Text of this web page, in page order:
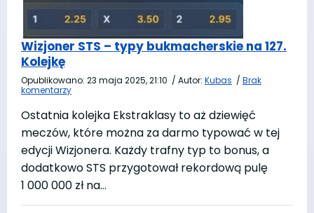
Wizjoner STS – typy bukmacherskie na 127.
Kolejkę
Opublikowano: 23 maja 2025, 21:10 / Autor: Kubas / Brak
komentarzy
Ostatnia kolejka Ekstraklasy to aż dziewięć
meczów, które można za darmo typować w tej
edycji Wizjonera. Każdy trafny typ to bonus, a
dodatkowo STS przygotował rekordową pulę
1 000 000 zł na…